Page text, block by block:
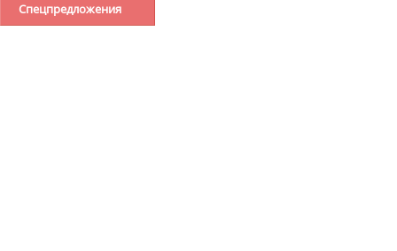
Спецпредложения